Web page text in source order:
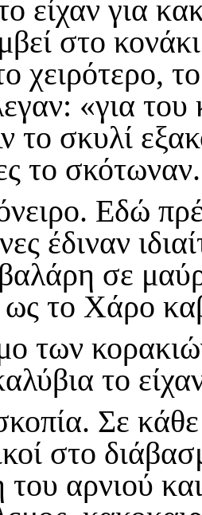
είχαν για
στο
χειρότερο,
«για
το σκυλί
το
Εδώ
έδιναν
σε
το Χάρο
των
το
Σε
στο
του αρνιού